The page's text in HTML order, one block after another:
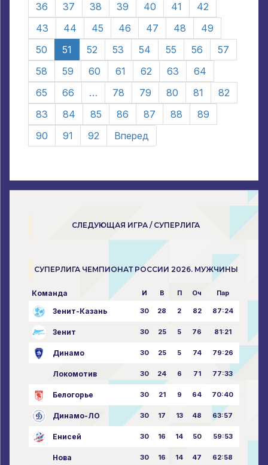
36
37 38 39 40 41
42
43
44 45 46 47 48
49
50
51 52 53 54 55 56
57
58
59 60 61 62 63
64
65
66 … 78 79 80 81
82
83
84 85 86 87 88
89
90
91 92 Вперед
СЛЕДУЮЩАЯ ИГРА / СУПЕРЛИГА
СУПЕРЛИГА ЧЕМПИОНАТ РОССИИ 2026. МУЖЧИНЫ
Команда И В П Оч Пар
Зенит-Казань 30 28 2 82 87:24
Зенит 30 25 5 76 81:21
Динамо 30 25 5 74 79:26
Локомотив 30 24 6 71 77:33
Белогорье 30 21 9 64 70:40
Динамо-ЛО 30 17 13 48 63:57
Енисей 30 16 14 50 59:53
Нова 30 16 14 47 62:58